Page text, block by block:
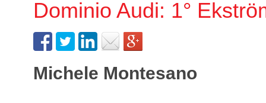
Dominio Audi: 1°
Michele Montesano